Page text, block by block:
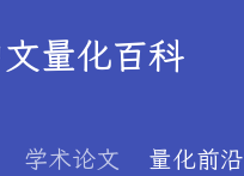
量化百科
学术论文 量化前沿